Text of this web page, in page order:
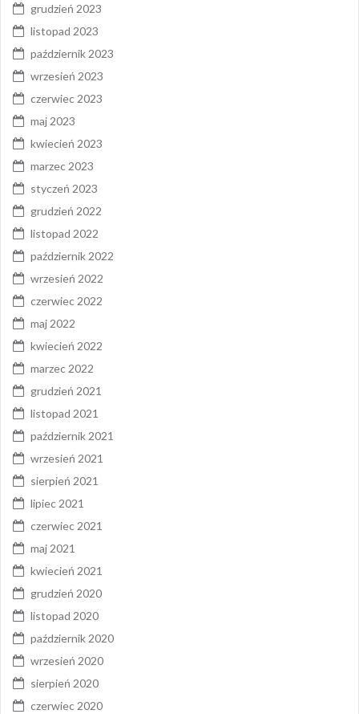
grudzień 2023
listopad 2023
październik 2023
wrzesień 2023
czerwiec 2023
maj 2023
kwiecień 2023
marzec 2023
styczeń 2023
grudzień 2022
listopad 2022
październik 2022
wrzesień 2022
czerwiec 2022
maj 2022
kwiecień 2022
marzec 2022
grudzień 2021
listopad 2021
październik 2021
wrzesień 2021
sierpień 2021
lipiec 2021
czerwiec 2021
maj 2021
kwiecień 2021
grudzień 2020
listopad 2020
październik 2020
wrzesień 2020
sierpień 2020
czerwiec 2020